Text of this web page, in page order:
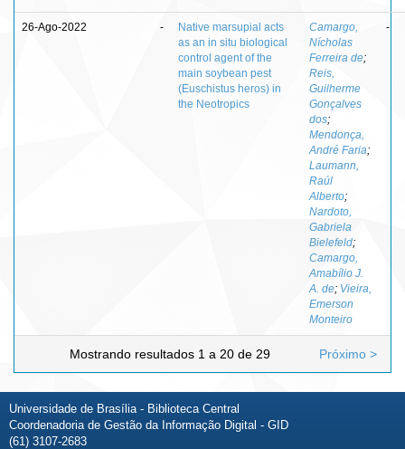
26-Ago-2022 -
Native marsupial acts
as an in situ biological
control agent of the
main soybean pest
(Euschistus heros) in
the Neotropics
Camargo,
Nícholas
Ferreira de;
Reis,
Guilherme
Gonçalves
dos;
Mendonça,
André Faria;
Laumann,
Raúl
Alberto;
Nardoto,
Gabriela
Bielefeld;
Camargo,
Amabílio J.
A. de; Vieira,
Emerson
Monteiro
-
Mostrando resultados 1 a 20 de 29 Próximo >
Universidade de Brasília - Biblioteca Central
Coordenadoria de Gestão da Informação Digital - GID
(61) 3107-2683